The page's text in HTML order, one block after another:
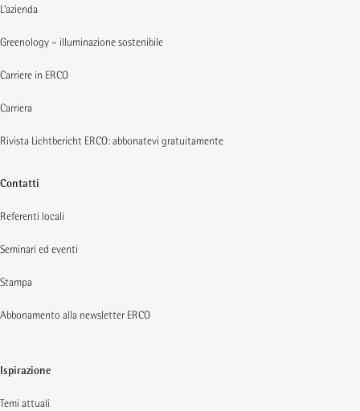
L’azienda
Greenology – illuminazione sostenibile
Carriere in ERCO
Carriera
Rivista Lichtbericht ERCO: abbonatevi gratuitamente
Contatti
Referenti locali
Seminari ed eventi
Stampa
Abbonamento alla newsletter ERCO
Ispirazione
Temi attuali